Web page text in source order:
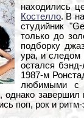
находились
Костелло. В
студийник
только до
подборку
ура, и следом
остался
1987-м
любимыми с
однако
поп, рок и